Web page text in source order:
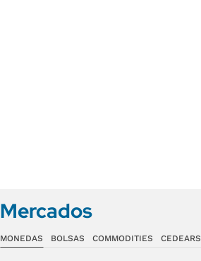
Mercados
MONEDAS BOLSAS COMMODITIES CEDEARS